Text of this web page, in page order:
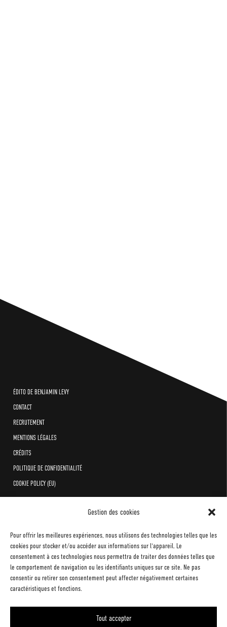
Gestion des cookies
Pour offrir les meilleures expériences, nous utilisons des technologies telles que les
cookies pour stocker et/ou accéder aux informations sur l'appareil. Le
consentement à ces technologies nous permettra de traiter des données telles que
le comportement de navigation ou les identifiants uniques sur ce site. Ne pas
consentir ou retirer son consentement peut affecter négativement certaines
caractéristiques et fonctions.
Tout accepter
ÉDITO DE BENJAMIN LEVY
CONTACT
RECRUTEMENT
MENTIONS LÉGALES
CRÉDITS
POLITIQUE DE CONFIDENTIALITÉ
COOKIE POLICY (EU)
COPYRIGHT 1989-2022 Orchestre national de